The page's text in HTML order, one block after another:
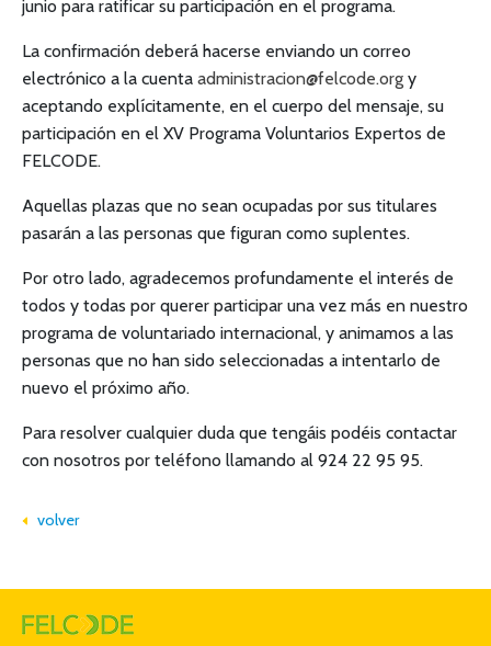
junio para ratificar su participación en el programa.
La confirmación deberá hacerse enviando un correo
electrónico a la cuenta administracion@felcode.org y
aceptando explícitamente, en el cuerpo del mensaje, su
participación en el XV Programa Voluntarios Expertos de
FELCODE.
Aquellas plazas que no sean ocupadas por sus titulares
pasarán a las personas que figuran como suplentes.
Por otro lado, agradecemos profundamente el interés de
todos y todas por querer participar una vez más en nuestro
programa de voluntariado internacional, y animamos a las
personas que no han sido seleccionadas a intentarlo de
nuevo el próximo año.
Para resolver cualquier duda que tengáis podéis contactar
con nosotros por teléfono llamando al 924 22 95 95.
volver